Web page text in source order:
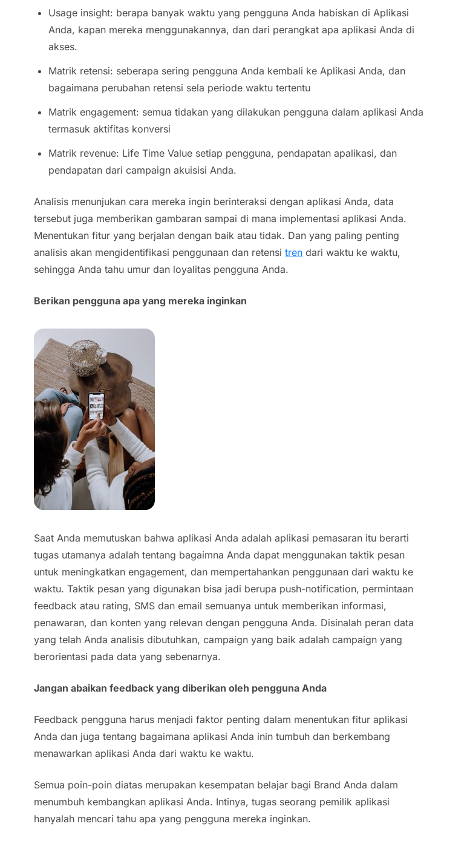
Usage insight: berapa banyak waktu yang pengguna Anda habiskan di Aplikasi
Anda, kapan mereka menggunakannya, dan dari perangkat apa aplikasi Anda di
akses.
Matrik retensi: seberapa sering pengguna Anda kembali ke Aplikasi Anda, dan
bagaimana perubahan retensi sela periode waktu tertentu
Matrik engagement: semua tidakan yang dilakukan pengguna dalam aplikasi Anda
termasuk aktifitas konversi
Matrik revenue: Life Time Value setiap pengguna, pendapatan apalikasi, dan
pendapatan dari campaign akuisisi Anda.
Analisis menunjukan cara mereka ingin berinteraksi dengan aplikasi Anda, data
tersebut juga memberikan gambaran sampai di mana implementasi aplikasi Anda.
Menentukan fitur yang berjalan dengan baik atau tidak. Dan yang paling penting
analisis akan mengidentifikasi penggunaan dan retensitren dari waktu ke waktu,
sehingga Anda tahu umur dan loyalitas pengguna Anda.
Berikan pengguna apa yang mereka inginkan
Saat Anda memutuskan bahwa aplikasi Anda adalah aplikasi pemasaran itu berarti
tugas utamanya adalah tentang bagaimna Anda dapat menggunakan taktik pesan
untuk meningkatkan engagement, dan mempertahankan penggunaan dari waktu ke
waktu. Taktik pesan yang digunakan bisa jadi berupa push-notification, permintaan
feedback atau rating, SMS dan email semuanya untuk memberikan informasi,
penawaran, dan konten yang relevan dengan pengguna Anda. Disinalah peran data
yang telah Anda analisis dibutuhkan,campaignyang baik adalah campaign yang
berorientasi pada data yang sebenarnya.
Jangan abaikanfeedbackyang diberikan oleh pengguna Anda
Feedback pengguna harus menjadi faktor penting dalam menentukan fitur aplikasi
Anda dan juga tentang bagaimana aplikasi Anda inin tumbuh dan berkembang
menawarkan aplikasi Anda dari waktu ke waktu.
Semua poin-poin diatas merupakan kesempatan belajar bagi Brand Anda dalam
menumbuh kembangkan aplikasi Anda. Intinya, tugas seorang pemilik aplikasi
hanyalah mencari tahu apa yang pengguna mereka inginkan.